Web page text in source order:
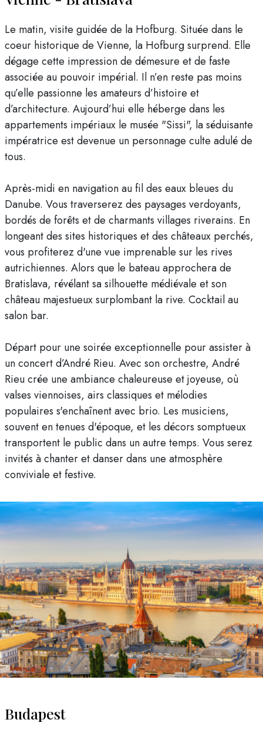
Le matin, visite guidée de la Hofburg. Située dans le
coeur historique de Vienne, la Hofburg surprend. Elle
dégage cette impression de démesure et de faste
associée au pouvoir impérial. Il n’en reste pas moins
qu’elle passionne les amateurs d’histoire et
d’architecture. Aujourd’hui elle héberge dans les
appartements impériaux le musée "Sissi", la séduisante
impératrice est devenue un personnage culte adulé de
tous.
Après-midi en navigation au fil des eaux bleues du
Danube. Vous traverserez des paysages verdoyants,
bordés de forêts et de charmants villages riverains. En
longeant des sites historiques et des châteaux perchés,
vous profiterez d'une vue imprenable sur les rives
autrichiennes. Alors que le bateau approchera de
Bratislava, révélant sa silhouette médiévale et son
château majestueux surplombant la rive. Cocktail au
salon bar.
Départ pour une soirée exceptionnelle pour assister à
un concert d’André Rieu. Avec son orchestre, André
Rieu crée une ambiance chaleureuse et joyeuse, où
valses viennoises, airs classiques et mélodies
populaires s'enchaînent avec brio. Les musiciens,
souvent en tenues d'époque, et les décors somptueux
transportent le public dans un autre temps. Vous serez
invités à chanter et danser dans une atmosphère
conviviale et festive.
Budapest